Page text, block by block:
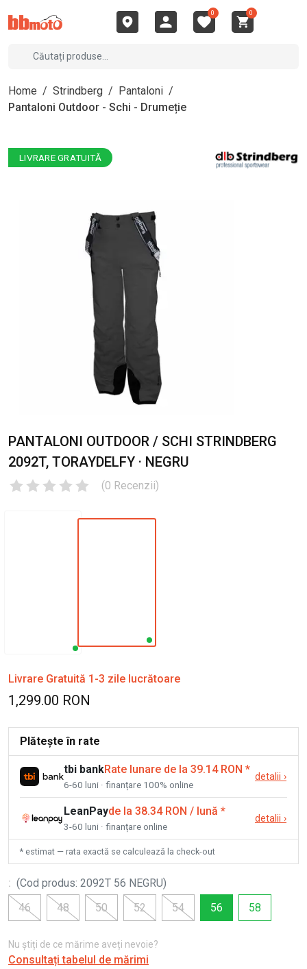
0 0
Home / Strindberg / Pantaloni /
Pantaloni Outdoor - Schi - Drumeție
LIVRARE GRATUITĂ
PANTALONI OUTDOOR / SCHI STRINDBERG
2092T, TORAYDELFY · NEGRU
(0 Recenzii)
Livrare Gratuită 1-3 zile lucrătoare
1,299.00 RON
Plătește în rate
tbi bankRate lunare de la 39.14 RON *
6-60 luni · finanțare 100% online
detalii ›
LeanPayde la 38.34 RON / lună *
3-60 luni · finanțare online
detalii ›
* estimat — rata exactă se calculează la check-out
: (Cod produs: 2092T 56 NEGRU)
46
48 50 52 54 56 58
Nu știți de ce mărime aveți nevoie?
Consultați tabelul de mărimi